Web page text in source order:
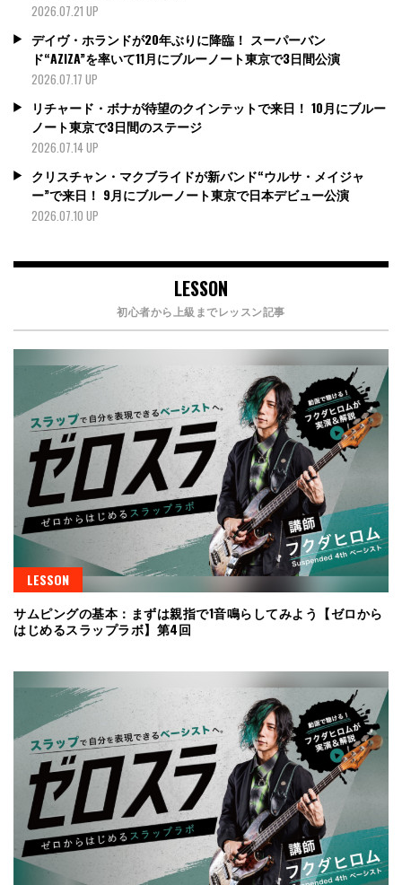
2026.07.21 UP
デイヴ・ホランドが20年ぶりに降臨！ スーパーバン
ド“AZIZA”を率いて11月にブルーノート東京で3日間公演
2026.07.17 UP
リチャード・ボナが待望のクインテットで来日！ 10月にブルー
ノート東京で3日間のステージ
2026.07.14 UP
クリスチャン・マクブライドが新バンド“ウルサ・メイジャ
ー”で来日！ 9月にブルーノート東京で日本デビュー公演
2026.07.10 UP
LESSON
初心者から上級までレッスン記事
LESSON
サムピングの基本：まずは親指で1音鳴らしてみよう【ゼロから
はじめるスラップラボ】第4回